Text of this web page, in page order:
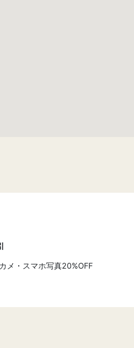
メ・スマホ写真20%OFF